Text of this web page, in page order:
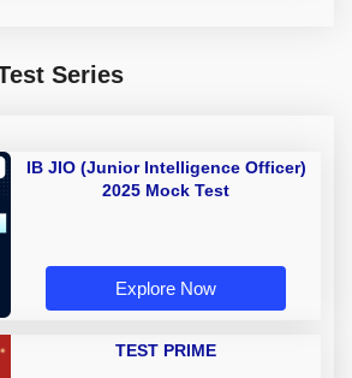
Series
IB JIO (Junior Intelligence Officer)
2025 Mock Test
Explore Now
TEST PRIME